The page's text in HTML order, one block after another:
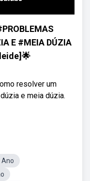
E #MEIA DÚZIA
resolver um
e meia dúzia.
Ano